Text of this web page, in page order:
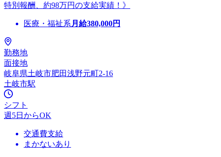
特別報酬、約98万円の支給実績！》
医療・福祉系 月給380,000円
勤務地
面接地
岐阜県土岐市肥田浅野元町2-16
土岐市駅
シフト
週5日からOK
交通費支給
まかないあり